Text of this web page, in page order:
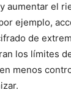
aumentar el
ejemplo,
de
los límites
menos